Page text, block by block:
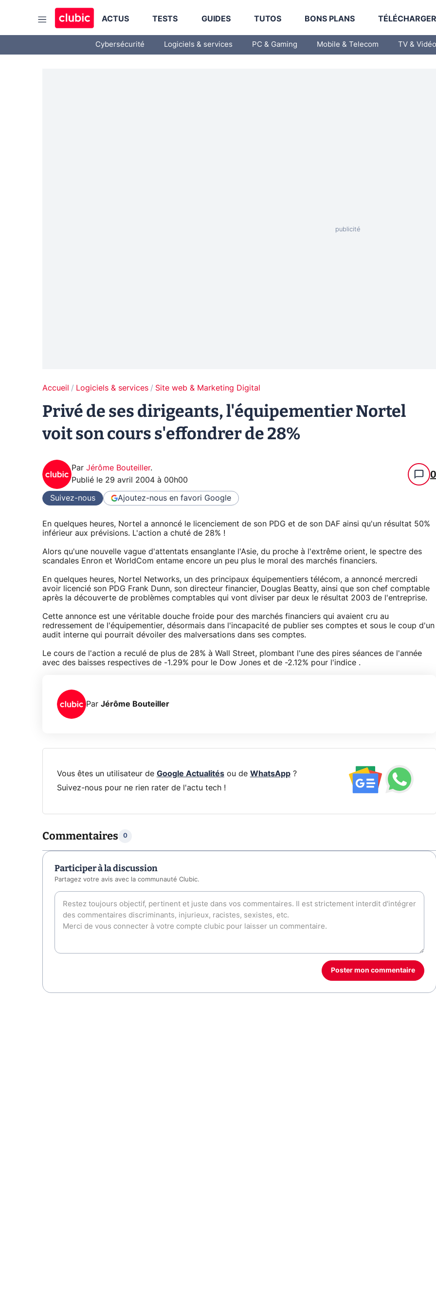
ACTUS TESTS GUIDES TUTOS BONS PLANS
Cybersécurité Logiciels & services PC & Gaming Mobile & Telecom TV & Vidéo
Accueil Logiciels & services Site web & Marketing Digital
Privé de ses dirigeants, l'équipementier Nortel
voit son cours s'effondrer de 28%
Par Jérôme Bouteiller.
Publié le 29 avril 2004 à 00h00 0
Suivez-nous Ajoutez-nous en favori Google
En quelques heures, Nortel a annoncé le licenciement de son PDG et de son DAF ainsi qu'un résultat 50%
inférieur aux prévisions. L'action a chuté de 28% !
Alors qu'une nouvelle vague d'attentats ensanglante l'Asie, du proche à l'extrême orient, le spectre des
scandales Enron et WorldCom entame encore un peu plus le moral des marchés financiers.
En quelques heures, Nortel Networks, un des principaux équipementiers télécom, a annoncé mercredi
avoir licencié son PDG Frank Dunn, son directeur financier, Douglas Beatty, ainsi que son chef comptable
après la découverte de problèmes comptables qui vont diviser par deux le résultat 2003 de l'entreprise.
Cette annonce est une véritable douche froide pour des marchés financiers qui avaient cru au
redressement de l'équipementier, désormais dans l'incapacité de publier ses comptes et sous le coup d'un
audit interne qui pourrait dévoiler des malversations dans ses comptes.
Le cours de l'action a reculé de plus de 28% à Wall Street, plombant l'une des pires séances de l'année
avec des baisses respectives de -1.29% pour le Dow Jones et de -2.12% pour l'indice .
Par Jérôme Bouteiller
Vous êtes un utilisateur de Google Actualitésou de WhatsApp?
Suivez-nous pour ne rien rater de l'actu tech !
Commentaires 0
Participer à la discussion
Partagez votre avis avec la communauté Clubic.
Poster mon commentaire